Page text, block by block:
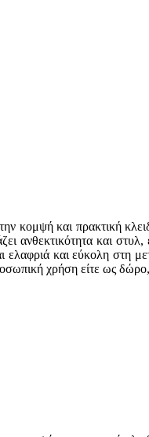
κομψή και πρακτική
και
και εύκολη στη
χρήση είτε ως